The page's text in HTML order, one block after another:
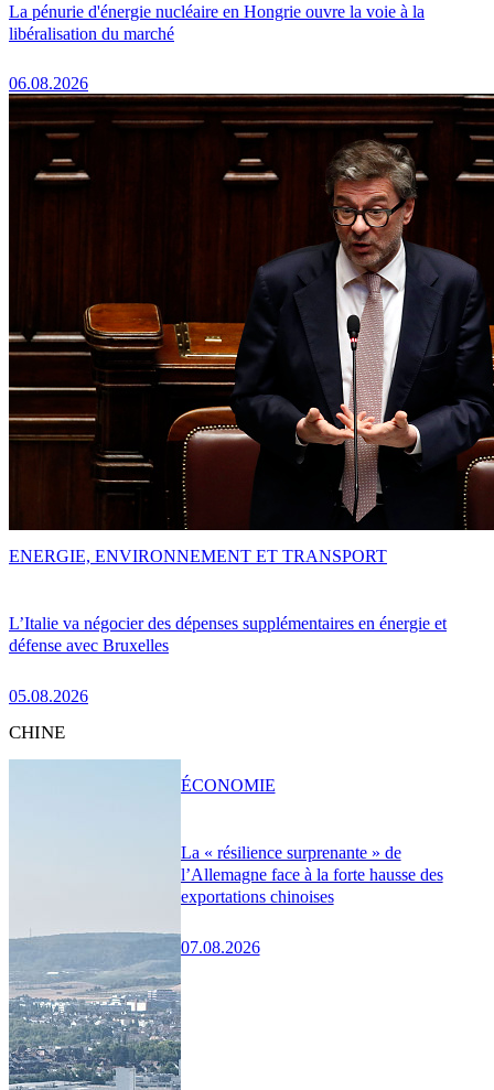
La pénurie d'énergie nucléaire en Hongrie ouvre la voie à la
libéralisation du marché
06.08.2026
L’Italie va négocier des dépenses supplémentaires en énergie et
défense avec Bruxelles
05.08.2026
ENERGIE, ENVIRONNEMENT ET TRANSPORT
CHINE
La « résilience surprenante » de
l’Allemagne face à la forte hausse des
exportations chinoises
07.08.2026
ÉCONOMIE